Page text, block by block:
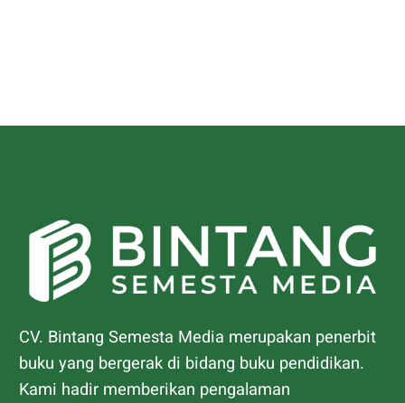
CV. Bintang Semesta Media merupakan penerbit
buku yang bergerak di bidang buku pendidikan.
Kami hadir memberikan pengalaman